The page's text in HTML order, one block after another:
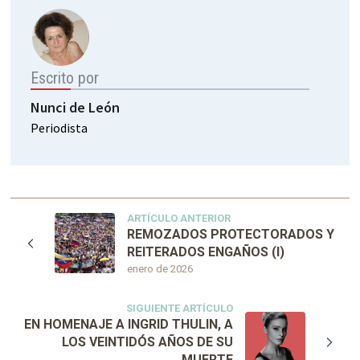
Escrito por
Nunci de León
Periodista
ARTÍCULO ANTERIOR
enero de 2026
REMOZADOS PROTECTORADOS Y
REITERADOS ENGAÑOS (I)
SIGUIENTE ARTÍCULO
EN HOMENAJE A INGRID THULIN, A
LOS VEINTIDÓS AÑOS DE SU